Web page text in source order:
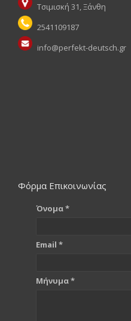
Τσιμισκή 31, Ξάνθη
2541109187
info@perfekt-deutsch.gr
Φόρμα Επικοινωνίας
Όνομα *
Email *
Μήνυμα *